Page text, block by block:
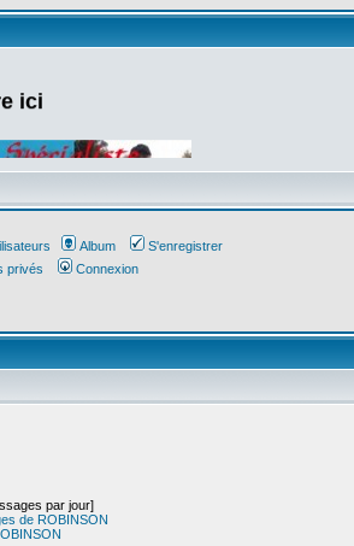
ici
Album
S'enregistrer
privés Connexion
par jour]
de ROBINSON